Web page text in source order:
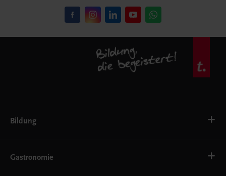
Bildung
AHS
Gastronomie